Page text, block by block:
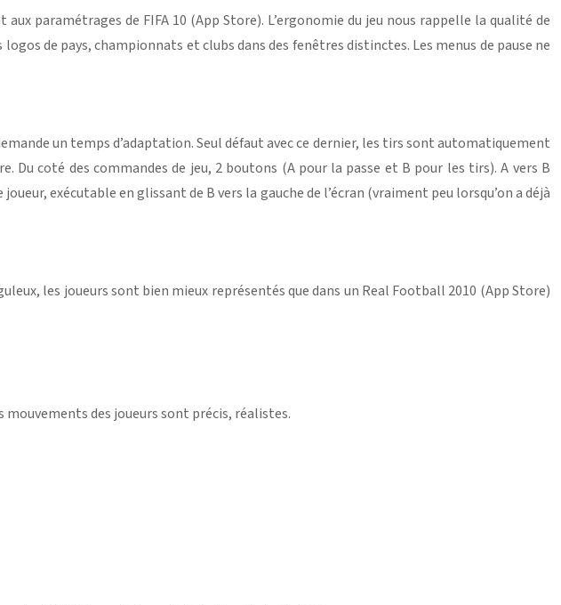
paramétrages de FIFA 10 (App Store). L’ergonomie du jeu nous rappelle la qualité de
de pays, championnats et clubs dans des fenêtres distinctes. Les menus de pause ne
un temps d’adaptation. Seul défaut avec ce dernier, les tirs sont automatiquement
coté des commandes de jeu, 2 boutons (A pour la passe et B pour les tirs). A vers B
exécutable en glissant de B vers la gauche de l’écran (vraiment peu lorsqu’on a déjà
les joueurs sont bien mieux représentés que dans un Real Football 2010 (App Store)
mouvements des joueurs sont précis, réalistes.